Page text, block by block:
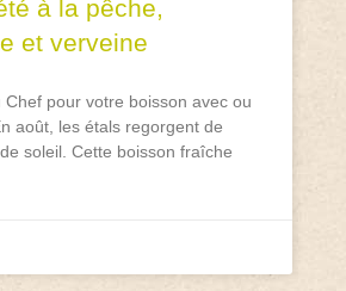
à la pêche,
et verveine
Chef pour votre boisson avec ou
août, les étals regorgent de
soleil. Cette boisson fraîche